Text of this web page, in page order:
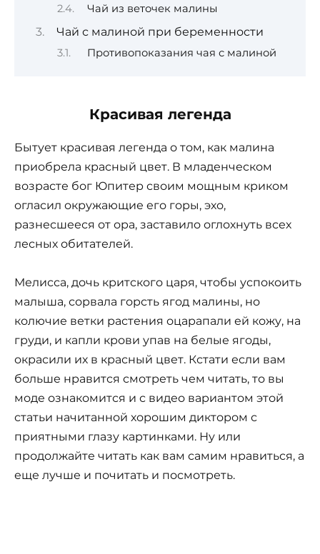
Чай из веточек малины
Чай с малиной при беременности
Противопоказания чая с малиной
Красивая легенда
Бытует красивая легенда о том, как малина
приобрела красный цвет. В младенческом
возрасте бог Юпитер своим мощным криком
огласил окружающие его горы, эхо,
разнесшееся от ора, заставило оглохнуть всех
лесных обитателей.
Мелисса, дочь критского царя, чтобы успокоить
малыша, сорвала горсть ягод малины, но
колючие ветки растения оцарапали ей кожу, на
груди, и капли крови упав на белые ягоды,
окрасили их в красный цвет. Кстати если вам
больше нравится смотреть чем читать, то вы
моде ознакомится и с видео вариантом этой
статьи начитанной хорошим диктором с
приятными глазу картинками. Ну или
продолжайте читать как вам самим нравиться, а
еще лучше и почитать и посмотреть.